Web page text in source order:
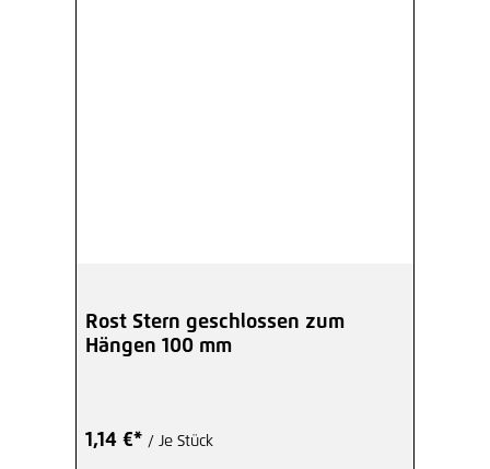
Rost Stern geschlossen zum
Hängen 100 mm
1,14 €* / Je Stück